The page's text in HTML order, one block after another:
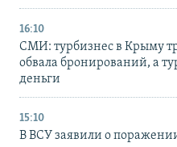
16:10
СМИ: турбизнес в Крыму
обвала бронирований, а
деньги
15:10
В ВСУ заявили о